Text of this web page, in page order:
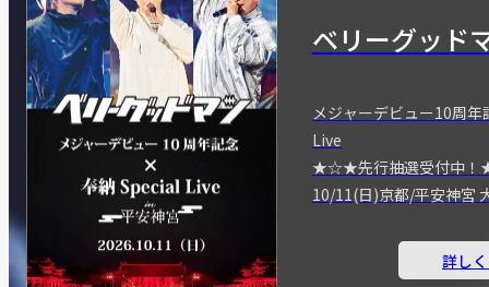
ベリーグッド
メジャーデビュー10周
Live
★☆★先行抽選受付中
10/11(日)京都/平安神宮
詳し